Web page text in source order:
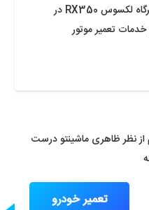
فیکس آپ کار بعنوان یک تعمیرگاه لکسوس RX350 در
تعمیر موتور
نظر ظاهری ماشینتو درست
تعمیر خودرو